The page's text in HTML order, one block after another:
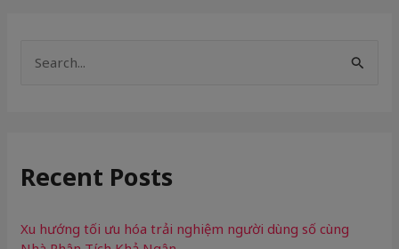
c
f
Recent Posts
Xu hướng tối ưu hóa trải nghiệm người dùng số cùng